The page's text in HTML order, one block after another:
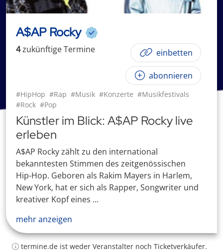
A$AP Rocky
4zukünftigeTermine einbetten
abonnieren
#HipHop #Rap #Musik #Konzerte #Musikfestivals
#Rock #Pop
Künstler im Blick: A$AP Rocky live
erleben
A$AP Rocky zählt zu den international
bekanntesten Stimmen des zeitgenössischen
Hip-Hop. Geboren als Rakim Mayers in Harlem,
New York, hat er sich als Rapper, Songwriter und
kreativer Kopf eines ...
mehr anzeigen
termine.de ist weder Veranstalter noch Ticketverkäufer.